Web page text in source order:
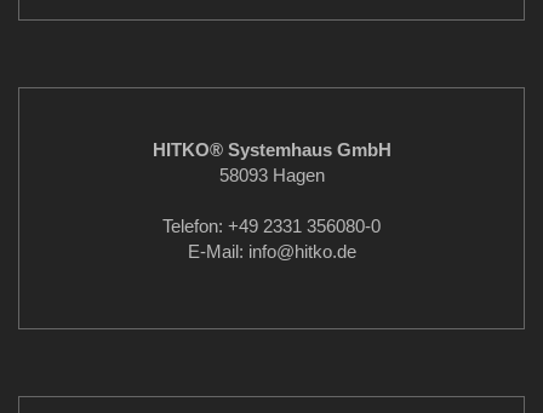
HITKO® Systemhaus GmbH
58093 Hagen
Telefon: +49 2331 356080-0
E-Mail: info@hitko.de